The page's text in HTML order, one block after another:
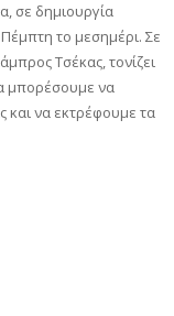
σε δημιουργία
το μεσημέρι. Σε
Τσέκας, τονίζει
μπορέσουμε να
και να εκτρέφουμε τα